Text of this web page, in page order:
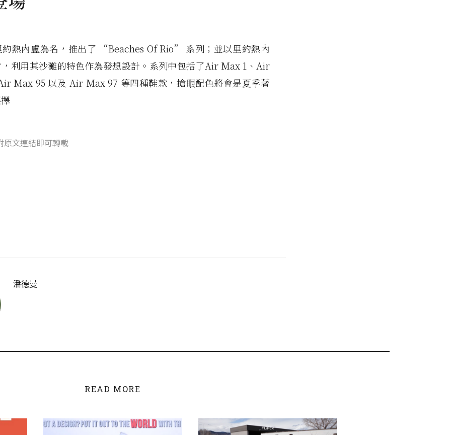
約熱內盧為名，推出了 “Beaches Of Rio” 系列；並以里約熱內
利用其沙灘的特色作為發想設計。系列中包括了Air Max 1、Air
Max 95 以及 Air Max 97 等四種鞋款，搶眼配色將會是夏季著
原文連結即可轉載
潘德曼
READ MORE